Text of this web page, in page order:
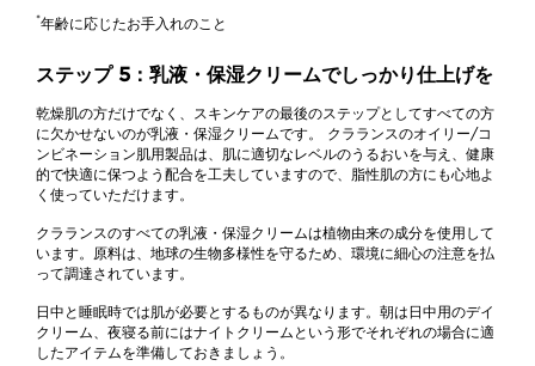
*年齢に応じたお手入れのこと
ステップ 5：乳液・保湿クリームでしっかり仕上げを
乾燥肌の方だけでなく、スキンケアの最後のステップとしてすべての方
に欠かせないのが乳液・保湿クリームです。 クラランスのオイリー/コ
ンビネーション肌用製品は、肌に適切なレベルのうるおいを与え、健康
的で快適に保つよう配合を工夫していますので、脂性肌の方にも心地よ
く使っていただけます。
クラランスのすべての乳液・保湿クリームは植物由来の成分を使用して
います。原料は、地球の生物多様性を守るため、環境に細心の注意を払
って調達されています。
日中と睡眠時では肌が必要とするものが異なります。朝は日中用のデイ
クリーム、夜寝る前にはナイトクリームという形でそれぞれの場合に適
したアイテムを準備しておきましょう。